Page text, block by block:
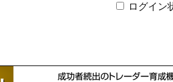
ログイン